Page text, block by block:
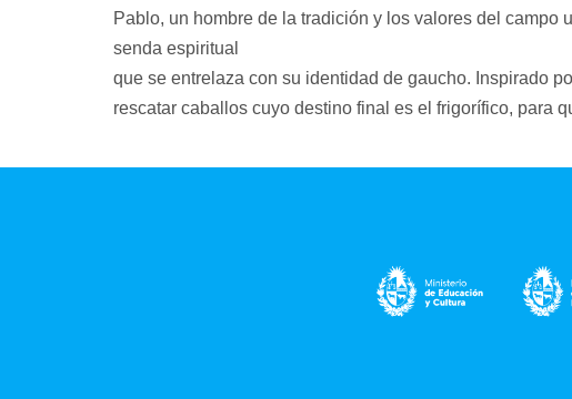
Pablo, un hombre de la tradición y los valores del campo
senda espiritual
que se entrelaza con su identidad de gaucho. Inspirado
rescatar caballos cuyo destino final es el frigorífico, para